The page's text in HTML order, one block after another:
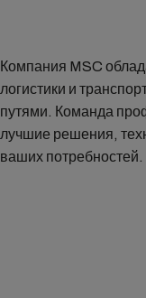
Компания MSC
логистики и
путями. Команда
лучшие решения,
ваших потребностей.